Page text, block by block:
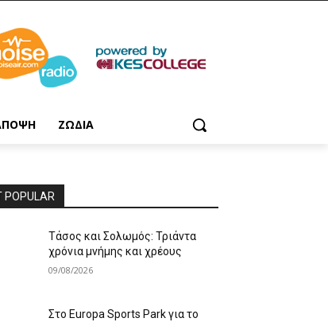
ΖΩΔΙΑ
POPULAR
Τάσος και Σολωμός: Τριάντα
χρόνια μνήμης και χρέους
09/08/2026
Στο Europa Sports Park για το